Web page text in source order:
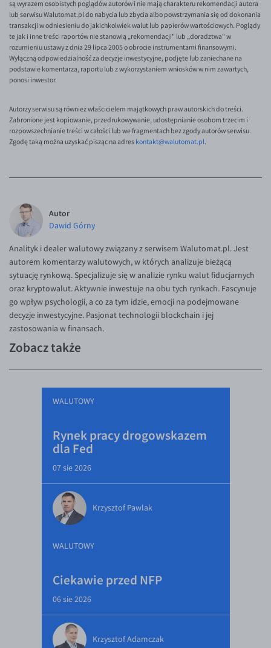
są wyrazem osobistych poglądów autorów i nie mają charakteru rekomendacji autora
lub serwisu Walutomat.pl do nabycia lub zbycia albo powstrzymania się od dokonania
transakcji w odniesieniu do jakichkolwiek walut lub papierów wartościowych. Poglądy
te jak i inne treści raportów nie stanowią „rekomendacji" lub „doradztwa" w
rozumieniu ustawy z dnia 29 lipca 2005 o obrocie instrumentami finansowymi.
Wyłączną odpowiedzialność za decyzje inwestycyjne, podjęte lub zaniechane na
podstawie komentarza, raportu lub z wykorzystaniem wniosków w nim zawartych,
ponosi inwestor.
Autorzy serwisu są również właścicielem majątkowych praw autorskich do treści.
Zabronione jest kopiowanie, przedrukowywanie, udostępnianie osobom trzecim i
rozpowszechnianie treści w całości lub we fragmentach bez zgody autorów serwisu.
Zgodę taką można uzyskać pisząc na adres kontakt@walutomat.pl.
Autor
Dawid Górny
Analityk i dealer walutowy związany z serwisem Walutomat.pl. Jest
autorem komentarzy walutowych, w których analizuje bieżącą
sytuację rynkową. Specjalizuje się w analizie rynku walut fiducjarnych
oraz kryptowalut. Aktywnie inwestuje na obu tych rynkach. Fascynuje
go wpływ psychologii, a co za tym idzie, emocji na podejmowane
decyzje inwestycyjne. Pasjonat technologii blockchain i jej
zastosowania w finansach.
Zobacz także
WALUTOWY
Rynek pracy drogowskazem
dla Fed
07 sie 2026
Krzysztof Pawlak
WALUTOWY
Ciekawie przed NFP
06 sie 2026
Krzysztof Adamczak